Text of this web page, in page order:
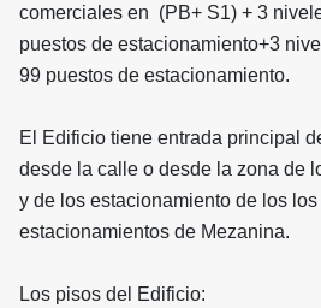
comerciales en (PB+ S1) + 3
puestos de estacionamiento+3
99 puestos de estacionamiento.
El Edificio tiene entrada principal
desde la calle o desde la zona de
y de los estacionamiento de los
estacionamientos de Mezanina.
Los pisos del Edificio: